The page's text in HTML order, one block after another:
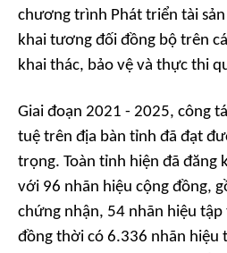
chương trình Phát triển tài
khai tương đối đồng bộ trên
khai thác, bảo vệ và thực thi
Giai đoạn 2021 - 2025, công
tuệ trên địa bàn tỉnh đã đạt
trọng. Toàn tỉnh hiện đã đăng
với 96 nhãn hiệu cộng đồng,
chứng nhận, 54 nhãn hiệu tập
đồng thời có 6.336 nhãn hiệu